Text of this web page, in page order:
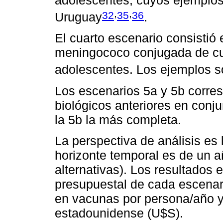
Uruguay32,35,36.
El cuarto escenario consistió
meningococo conjugada de
adolescentes. Los ejemplos
Los escenarios 5a y 5b
biológicos anteriores en
la 5b la más completa.
La perspectiva de análisis
horizonte temporal es de un
alternativas). Los resultados
presupuestal de cada
en vacunas por persona/año
estadounidense (U$S).